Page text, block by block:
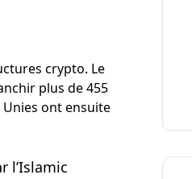
crypto. Le
plus de 455
ont ensuite
l’Islamic